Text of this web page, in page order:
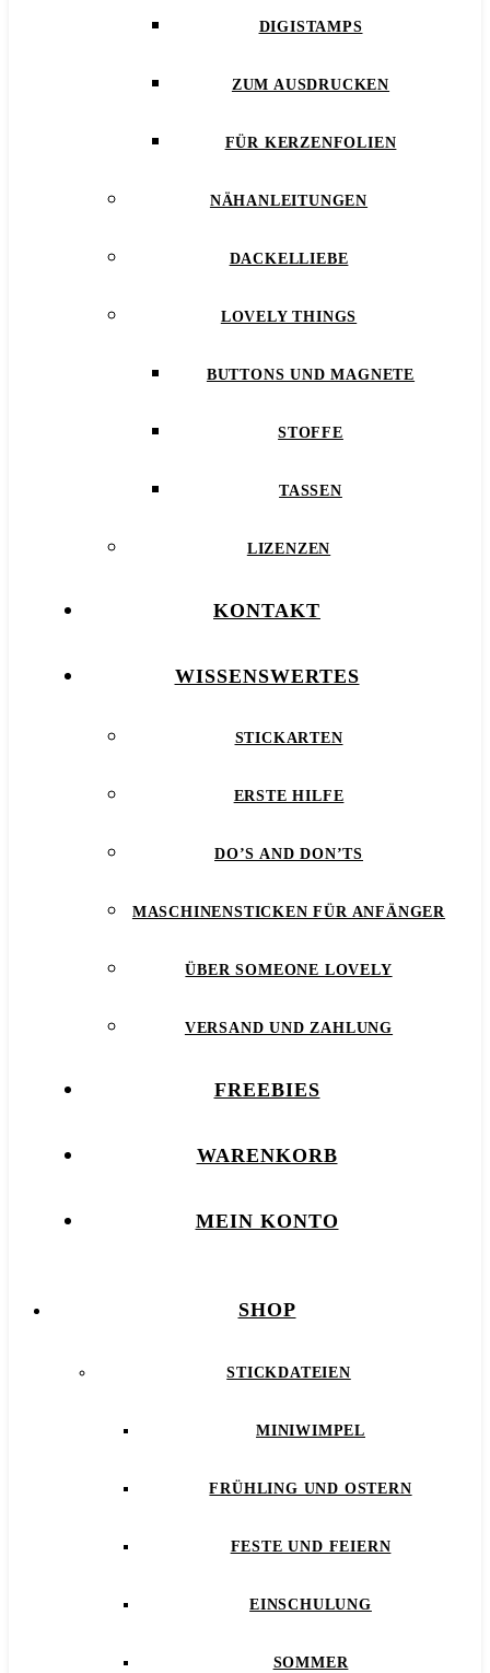
DIGISTAMPS
ZUM AUSDRUCKEN
FÜR KERZENFOLIEN
NÄHANLEITUNGEN
DACKELLIEBE
LOVELY THINGS
BUTTONS UND MAGNETE
STOFFE
TASSEN
LIZENZEN
KONTAKT
WISSENSWERTES
STICKARTEN
ERSTE HILFE
DO’S AND DON’TS
MASCHINENSTICKEN FÜR ANFÄNGER
ÜBER SOMEONE LOVELY
VERSAND UND ZAHLUNG
FREEBIES
WARENKORB
MEIN KONTO
SHOP
STICKDATEIEN
MINIWIMPEL
FRÜHLING UND OSTERN
FESTE UND FEIERN
EINSCHULUNG
SOMMER